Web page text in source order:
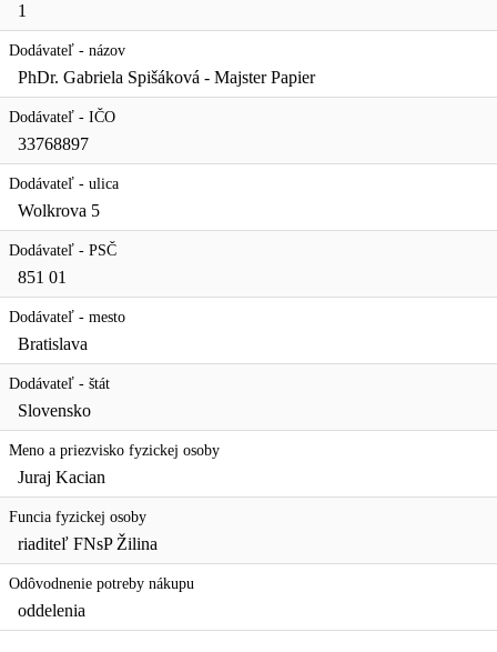
1
Dodávateľ - názov
PhDr. Gabriela Spišáková - Majster Papier
Dodávateľ - IČO
33768897
Dodávateľ - ulica
Wolkrova 5
Dodávateľ - PSČ
851 01
Dodávateľ - mesto
Bratislava
Dodávateľ - štát
Slovensko
Meno a priezvisko fyzickej osoby
Juraj Kacian
Funcia fyzickej osoby
riaditeľ FNsP Žilina
Odôvodnenie potreby nákupu
oddelenia